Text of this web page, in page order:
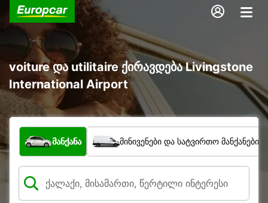
voiture და utilitaire ქირავდება Livingstone
International Airport
რა ტიპის ავტომობილი?
მანქანა მინივენები და სატვირთო მანქანები